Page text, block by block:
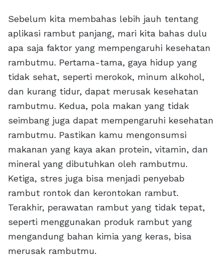
Sebelum kita membahas lebih jauh tentang
aplikasi rambut panjang, mari kita bahas dulu
apa saja faktor yang mempengaruhi kesehatan
rambutmu. Pertama-tama, gaya hidup yang
tidak sehat, seperti merokok, minum alkohol,
dan kurang tidur, dapat merusak kesehatan
rambutmu. Kedua, pola makan yang tidak
seimbang juga dapat mempengaruhi kesehatan
rambutmu. Pastikan kamu mengonsumsi
makanan yang kaya akan protein, vitamin, dan
mineral yang dibutuhkan oleh rambutmu.
Ketiga, stres juga bisa menjadi penyebab
rambut rontok dan kerontokan rambut.
Terakhir, perawatan rambut yang tidak tepat,
seperti menggunakan produk rambut yang
mengandung bahan kimia yang keras, bisa
merusak rambutmu.